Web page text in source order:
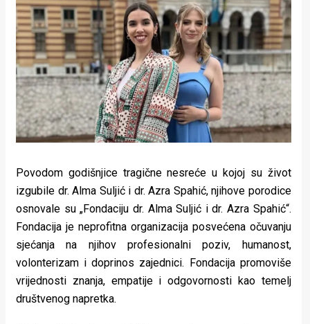
Lifestyle
Beauty
Fashion
Zdravlje
Za
Život
u
pokretu
Ideje
koje
Povodom godišnjice tragične nesreće u kojoj su život
izgubile dr. Alma Suljić i dr. Azra Spahić, njihove porodice
osnovale su „Fondaciju dr. Alma Suljić i dr. Azra Spahić“.
Fondacija je neprofitna organizacija posvećena očuvanju
sjećanja na njihov profesionalni poziv, humanost,
volonterizam i doprinos zajednici. Fondacija promoviše
vrijednosti znanja, empatije i odgovornosti kao temelj
društvenog napretka.